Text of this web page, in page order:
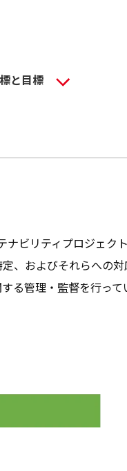
と目標
ビリティプロジェク
、およびそれらへの
る管理・監督を行って